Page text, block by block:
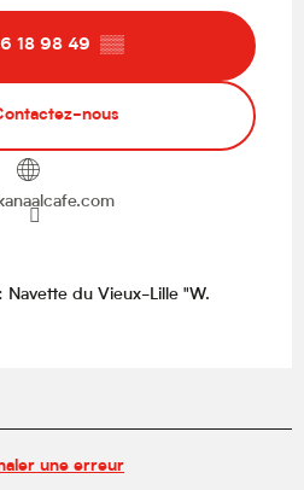
18 98 49 ▒▒
nous
Navette du Vieux-Lille "W.
une erreur